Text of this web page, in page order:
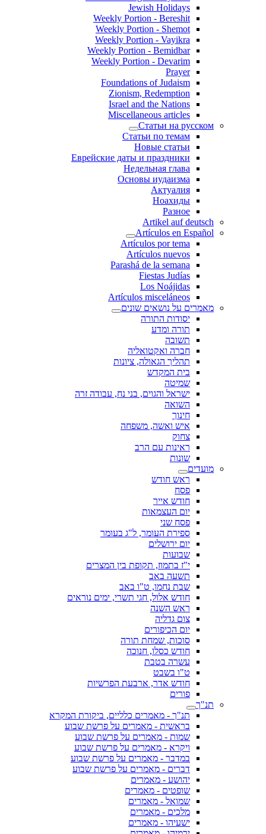
Jewish Holidays
Weekly Portion - Bereshit
Weekly Portion - Shemot
Weekly Portion - Vayikra
Weekly Portion - Bemidbar
Weekly Portion - Devarim
Prayer
Foundations of Judaism
Zionism, Redemption
Israel and the Nations
Miscellaneous articles
Статьи на русском
Статьи по темам
Новые статьи
Еврейские даты и праздники
Недельная глава
Основы иудаизма
Актуалия
Ноахиды
Разное
Artikel auf deutsch
Artículos en Español
Artículos por tema
Artículos nuevos
Parashá de la semana
Fiestas Judías
Los Noájidas
Artículos misceláneos
מאמרים על נושאים שונים
יסודות התורה
תורה ומדע
תשובה
חברה ואקטואליה
תהליך הגאולה, ציונות
בית המקדש
שמיטה
ישראל והגוים, בני נח, עבודה זרה
השואה
חינוך
איש ואשה, משפחה
צחוק
ראינות עם הרב
שונות
מועדים
ראש חודש
פסח
חודש אייר
יום העצמאות
פסח שני
ספירת העומר, ל"ג בעומר
יום ירושלים
שבועות
י"ז בתמוז, תקופת בין המצרים
תשעה באב
שבת נחמו, ט"ו באב
חודש אלול, חגי תשרי, ימים נוראים
ראש השנה
צום גדליה
יום הכיפורים
סוכות, שמחת תורה
חודש כסלו, חנוכה
עשרה בטבת
ט"ו בשבט
חודש אדר, ארבעת הפרשיות
פורים
תנ"ך
תנ"ך - מאמרים כלליים, ביקורת המקרא
בראשית - מאמרים על פרשת שבוע
שמות - מאמרים על פרשת שבוע
ויקרא - מאמרים על פרשת שבוע
במדבר - מאמרים על פרשת שבוע
דברים - מאמרים על פרשת שבוע
יהושע - מאמרים
שופטים - מאמרים
שמואל - מאמרים
מלכים - מאמרים
ישעיהו - מאמרים